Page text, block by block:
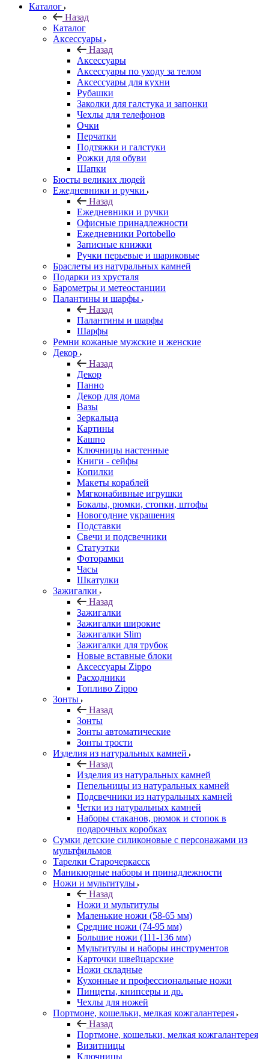
Каталог
Назад
Каталог
Аксессуары
Назад
Аксессуары
Аксессуары по уходу за телом
Аксессуары для кухни
Рубашки
Заколки для галстука и запонки
Чехлы для телефонов
Очки
Перчатки
Подтяжки и галстуки
Рожки для обуви
Шапки
Бюсты великих людей
Ежедневники и ручки
Назад
Ежедневники и ручки
Офисные принадлежности
Ежедневники Portobello
Записные книжки
Ручки перьевые и шариковые
Браслеты из натуральных камней
Подарки из хрусталя
Барометры и метеостанции
Палантины и шарфы
Назад
Палантины и шарфы
Шарфы
Ремни кожаные мужские и женские
Декор
Назад
Декор
Панно
Декор для дома
Вазы
Зеркальца
Картины
Кашпо
Ключницы настенные
Книги - сейфы
Копилки
Макеты кораблей
Мягконабивные игрушки
Бокалы, рюмки, стопки, штофы
Новогодние украшения
Подставки
Свечи и подсвечники
Статуэтки
Фоторамки
Часы
Шкатулки
Зажигалки
Назад
Зажигалки
Зажигалки широкие
Зажигалки Slim
Зажигалки для трубок
Новые вставные блоки
Аксессуары Zippo
Расходники
Топливо Zippo
Зонты
Назад
Зонты
Зонты автоматические
Зонты трости
Изделия из натуральных камней
Назад
Изделия из натуральных камней
Пепельницы из натуральных камней
Подсвечники из натуральных камней
Четки из натуральных камней
Наборы стаканов, рюмок и стопок в
подарочных коробках
Сумки детские силиконовые с персонажами из
мультфильмов
Тарелки Старочеркасск
Маникюрные наборы и принадлежности
Ножи и мультитулы
Назад
Ножи и мультитулы
Маленькие ножи (58-65 мм)
Средние ножи (74-95 мм)
Большие ножи (111-136 мм)
Мультитулы и наборы инструментов
Карточки швейцарские
Ножи складные
Кухонные и профессиональные ножи
Пинцеты, книпсеры и др.
Чехлы для ножей
Портмоне, кошельки, мелкая кожгалантерея
Назад
Портмоне, кошельки, мелкая кожгалантерея
Визитницы
Ключницы